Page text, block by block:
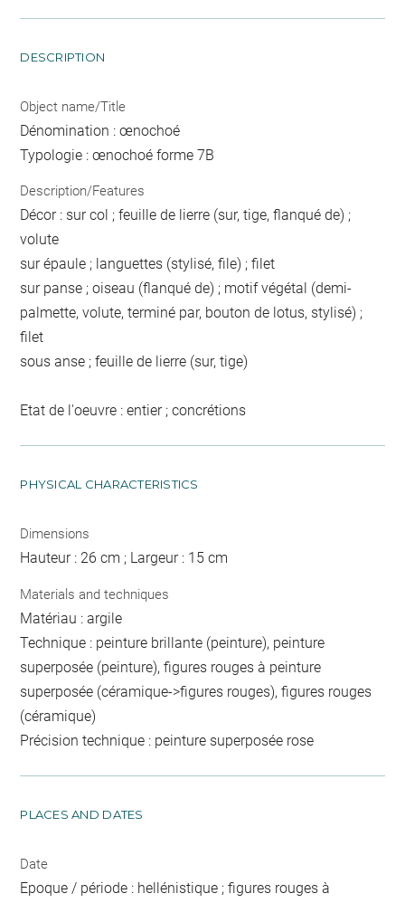
DESCRIPTION
Object name/Title
Dénomination : œnochoé
Typologie : œnochoé forme 7B
Description/Features
Décor : sur col ; feuille de lierre (sur, tige, flanqué de) ;
volute
sur épaule ; languettes (stylisé, file) ; filet
sur panse ; oiseau (flanqué de) ; motif végétal (demi-
palmette, volute, terminé par, bouton de lotus, stylisé) ;
filet
sous anse ; feuille de lierre (sur, tige)
Etat de l'oeuvre : entier ; concrétions
PHYSICAL CHARACTERISTICS
Dimensions
Hauteur : 26 cm ; Largeur : 15 cm
Materials and techniques
Matériau : argile
Technique : peinture brillante (peinture), peinture
superposée (peinture), figures rouges à peinture
superposée (céramique->figures rouges), figures rouges
(céramique)
Précision technique : peinture superposée rose
PLACES AND DATES
Date
Epoque / période : hellénistique ; figures rouges à